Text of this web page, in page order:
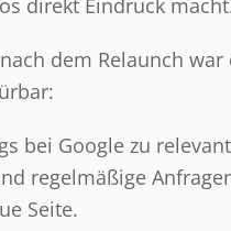
direkt Eindruck
dem Relaunch war
bei Google zu
regelmäßige
Seite.